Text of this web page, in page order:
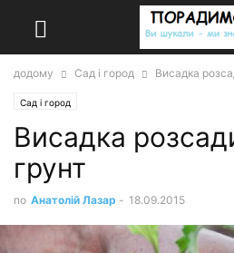
додому Сад і город Висадка
Сад і город
Висадка
грунт
по Анатолій Лазар - 18.09.2015